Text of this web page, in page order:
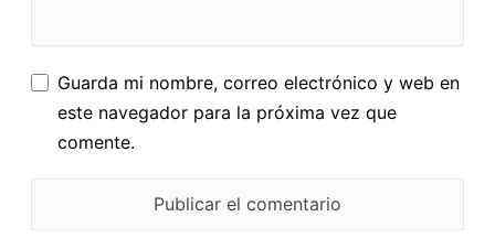
Guarda mi nombre, correo electrónico y web en
este navegador para la próxima vez que
comente.